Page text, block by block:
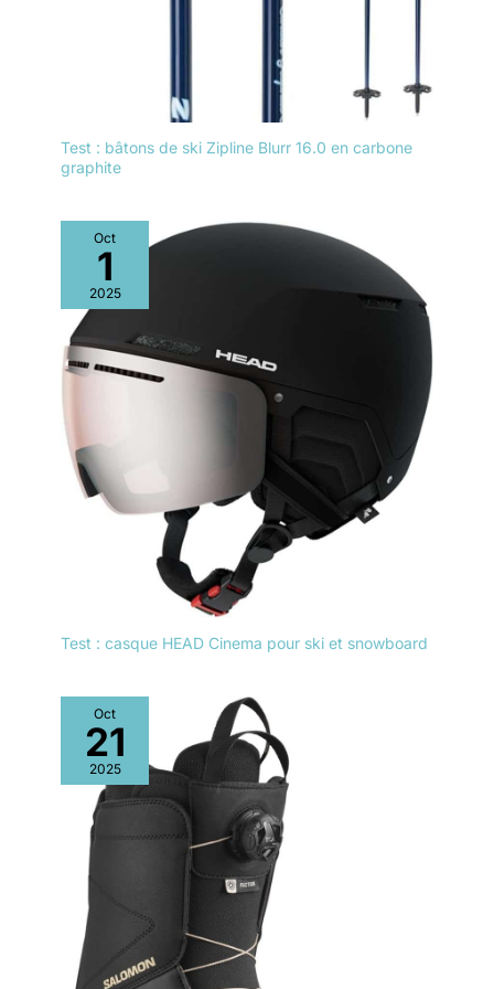
Test : bâtons de ski Zipline Blurr 16.0 en carbone
graphite
Oct
1
2025
Test : casque HEAD Cinema pour ski et snowboard
Oct
21
2025